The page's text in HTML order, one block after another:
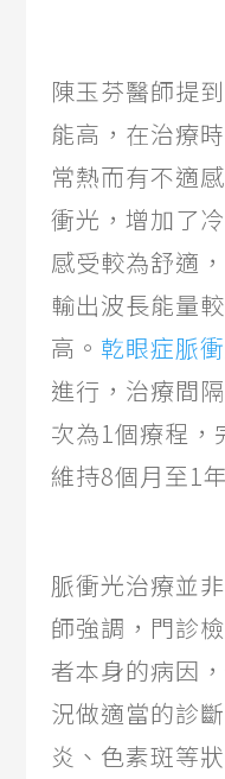
陳玉芬醫師提
能高，在治療
常熱而有不適
衝光，增加了
感受較為舒適
輸出波長能量
高。 乾眼症脈
進行，治療間
次為1個療程，
維持8個月至1
脈衝光治療並
師強調，門診
者本身的病因
況做適當的診
炎、色素斑等